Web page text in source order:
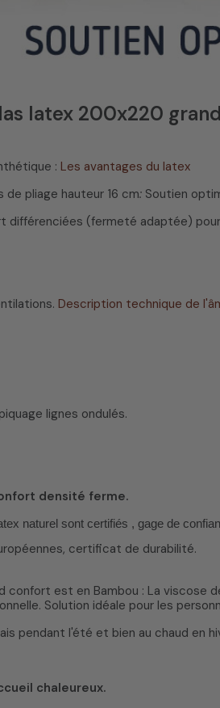
latex 200x220
: Les avantages du latex
pliage hauteur 16 cm: Soutien
différenciées (fermeté adaptée)
Description technique de
lignes ondulés.
densité ferme.
naturel sont certifiés , gage de
certificat de durabilité.
confort est en Bambou : La viscose
Solution idéale pour les
pendant l'été et bien au chaud en
chaleureux.